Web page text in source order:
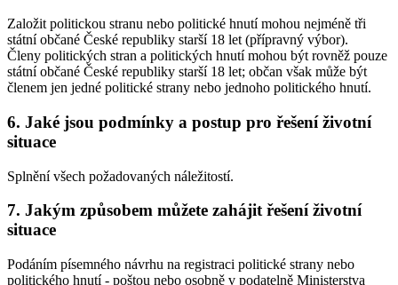
Založit politickou stranu nebo politické hnutí mohou nejméně tři
státní občané České republiky starší 18 let (přípravný výbor).
Členy politických stran a politických hnutí mohou být rovněž pouze
státní občané České republiky starší 18 let; občan však může být
členem jen jedné politické strany nebo jednoho politického hnutí.
6. Jaké jsou podmínky a postup pro řešení životní
situace
Splnění všech požadovaných náležitostí.
7. Jakým způsobem můžete zahájit řešení životní
situace
Podáním písemného návrhu na registraci politické strany nebo
politického hnutí - poštou nebo osobně v podatelně Ministerstva